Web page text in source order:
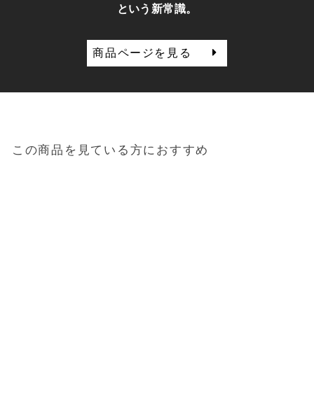
という新常識。
商品ページを見る
この商品を見ている方におすすめ